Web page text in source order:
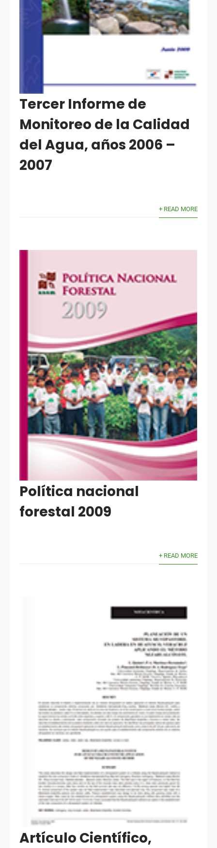
Tercer Informe de
Monitoreo de la Calidad
del Agua, años 2006 –
2007
+ READ MORE
Política nacional
forestal 2009
+ READ MORE
Artículo Científico,